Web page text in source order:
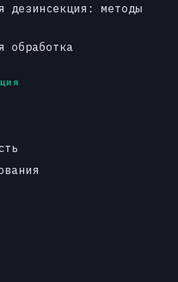
дезинсекция: методы
обработка